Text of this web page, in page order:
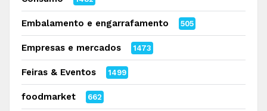
Embalamento e engarrafamento 505
Empresas e mercados 1473
Feiras & Eventos 1499
foodmarket 662